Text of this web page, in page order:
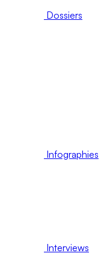
Dossiers
Infographies
Interviews